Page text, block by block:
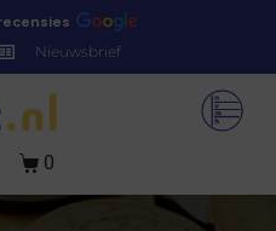
Nieuwsbrief
0